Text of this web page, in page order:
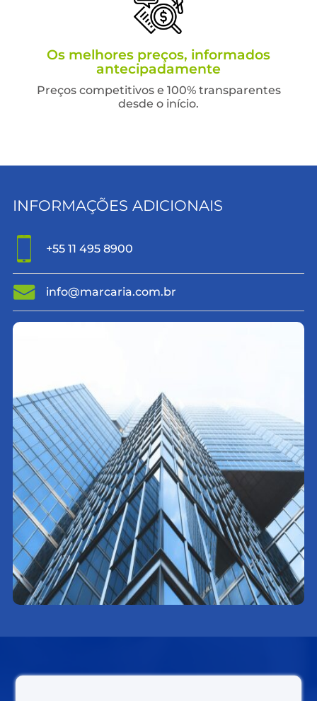
Os melhores preços, informados
antecipadamente
Preços competitivos e 100% transparentes
desde o início.
INFORMAÇÕES ADICIONAIS
+55 11 495 8900
info@marcaria.com.br